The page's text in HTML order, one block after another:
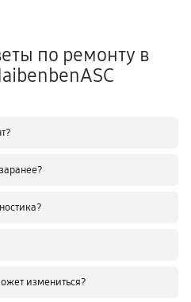
по ремонту в
измениться?